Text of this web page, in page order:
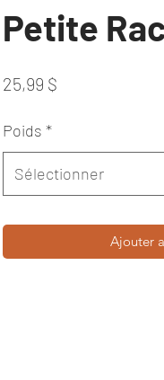
Petite
25,99 $
Poids *
Sélectionner
Ajouter